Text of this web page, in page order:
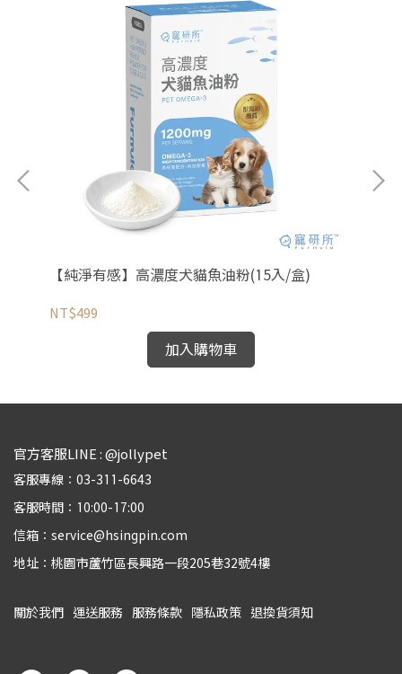
【純淨有感】高濃度犬貓魚油粉(15入/盒)
NT$499
加入購物車
官方客服LINE : @jollypet
客服專線：03-311-6643
客服時間：10:00-17:00
信箱：service@hsingpin.com
地址：桃園市蘆竹區長興路一段205巷32號4樓
關於我們 運送服務 服務條款 隱私政策 退換貨須知